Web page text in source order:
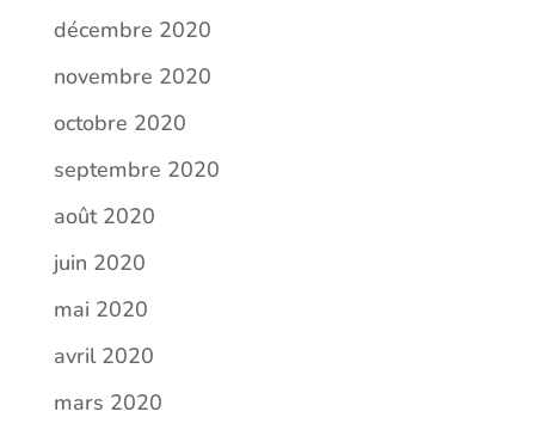
décembre 2020
novembre 2020
octobre 2020
septembre 2020
août 2020
juin 2020
mai 2020
avril 2020
mars 2020